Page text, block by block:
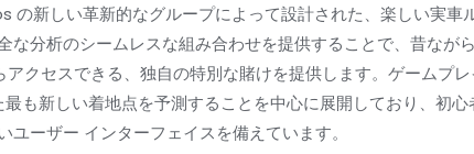
新しい革新的なグループによって設計された、楽しい実車
分析のシームレスな組み合わせを提供することで、昔なが
クセスできる、独自の特別な賭けを提供します。ゲームプ
も新しい着地点を予測することを中心に展開しており、初
ーザー インターフェイスを備えています。